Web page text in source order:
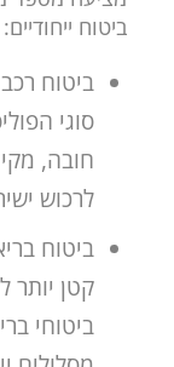
ביטוח ייחודיים:
ביטוח
סוגי
חובה,
לרכוש
ביטוח
קטן יותר
ביטוחי